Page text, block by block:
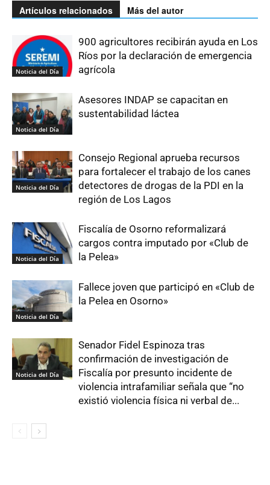
Artículos relacionados Más del autor
Noticia del Día
900 agricultores recibirán ayuda en Los
Ríos por la declaración de emergencia
agrícola
Noticia del Día
Asesores INDAP se capacitan en
sustentabilidad láctea
Noticia del Día
Consejo Regional aprueba recursos
para fortalecer el trabajo de los canes
detectores de drogas de la PDI en la
región de Los Lagos
Noticia del Día
Fiscalía de Osorno reformalizará
cargos contra imputado por «Club de
la Pelea»
Noticia del Día
Fallece joven que participó en «Club de
la Pelea en Osorno»
Noticia del Día
Senador Fidel Espinoza tras
confirmación de investigación de
Fiscalía por presunto incidente de
violencia intrafamiliar señala que “no
existió violencia física ni verbal de...